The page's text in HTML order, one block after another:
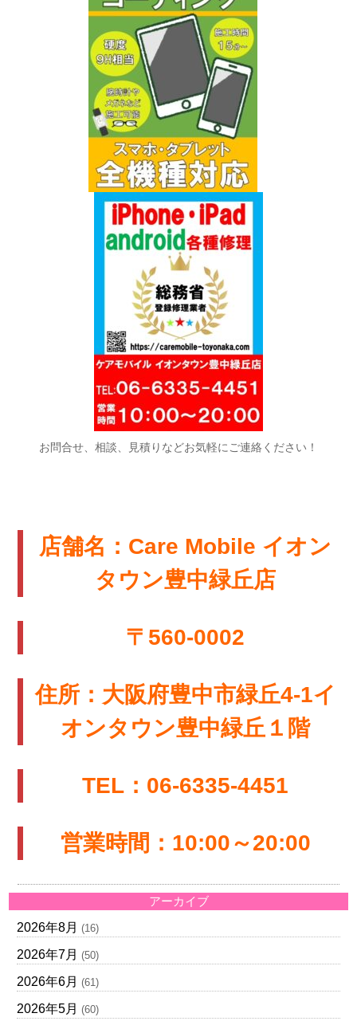
お問合せ、相談、見積りなどお気軽にご連絡ください！
店舗名：Care Mobile イオン
タウン豊中緑丘店
〒560-0002
住所：大阪府豊中市緑丘4-1イ
オンタウン豊中緑丘１階
TEL：06-6335-4451
営業時間：10:00～20:00
アーカイブ
2026年8月 (16)
2026年7月 (50)
2026年6月 (61)
2026年5月 (60)